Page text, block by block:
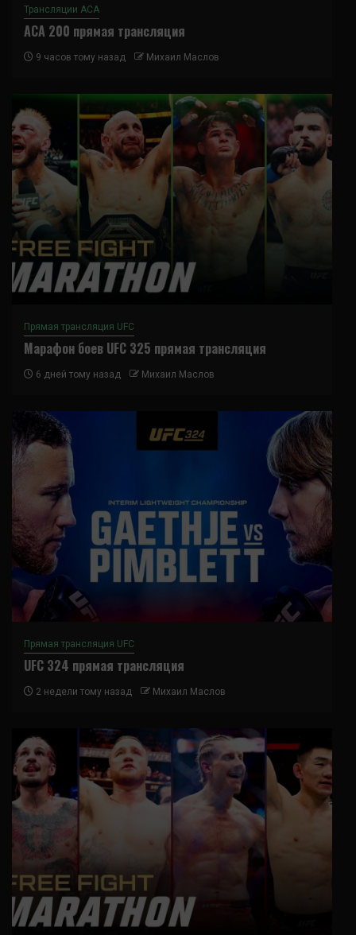
Трансляции ACA
ACA 200 прямая трансляция
9 часов тому назад Михаил Маслов
Прямая трансляция UFC
Марафон боев UFC 325 прямая трансляция
6 дней тому назад Михаил Маслов
Прямая трансляция UFC
UFC 324 прямая трансляция
2 недели тому назад Михаил Маслов